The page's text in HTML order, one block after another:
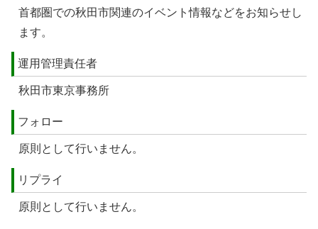
首都圏での秋田市関連のイベント情報などをお知らせし
ます。
運用管理責任者
秋田市東京事務所
フォロー
原則として行いません。
リプライ
原則として行いません。